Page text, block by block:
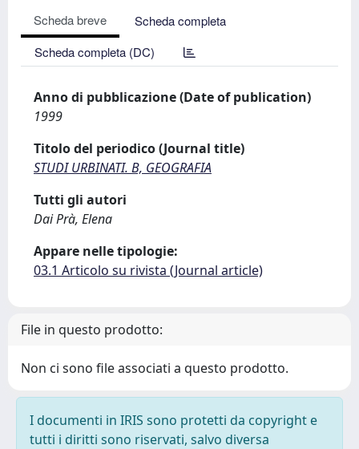
Scheda breve
Scheda completa
Scheda completa (DC)
Anno di pubblicazione (Date of publication)
1999
Titolo del periodico (Journal title)
STUDI URBINATI. B, GEOGRAFIA
Tutti gli autori
Dai Prà, Elena
Appare nelle tipologie:
03.1 Articolo su rivista (Journal article)
File in questo prodotto:
Non ci sono file associati a questo prodotto.
I documenti in IRIS sono protetti da copyright e
tutti i diritti sono riservati, salvo diversa